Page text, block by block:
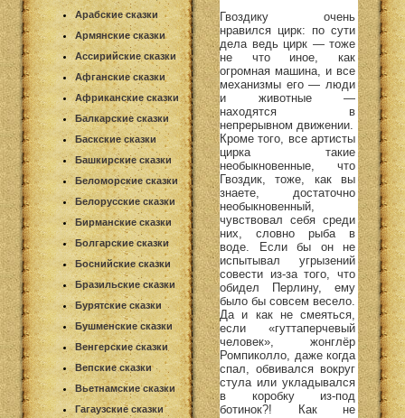
Арабские сказки
Армянские сказки
Ассирийские сказки
Афганские сказки
Африканские сказки
Балкарские сказки
Баскские сказки
Башкирские сказки
Беломорские сказки
Белорусские сказки
Бирманские сказки
Болгарские сказки
Боснийские сказки
Бразильские сказки
Бурятские сказки
Бушменские сказки
Венгерские сказки
Вепские сказки
Вьетнамские сказки
Гагаузские сказки
Гвоздику очень
нравился цирк: по сути
дела ведь цирк — тоже
не что иное, как
огромная машина, и все
механизмы его — люди
и животные —
находятся в
непрерывном движении.
Кроме того, все артисты
цирка такие
необыкновенные, что
Гвоздик, тоже, как вы
знаете, достаточно
необыкновенный,
чувствовал себя среди
них, словно рыба в
воде. Если бы он не
испытывал угрызений
совести из-за того, что
обидел Перлину, ему
было бы совсем весело.
Да и как не смеяться,
если «гуттаперчевый
человек», жонглёр
Ромпиколло, даже когда
спал, обвивался вокруг
стула или укладывался
в коробку из-под
ботинок?! Как не